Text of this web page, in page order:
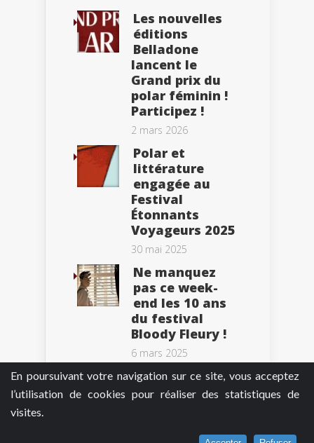
En poursuivant votre navigation sur ce site, vous acceptez
l’utilisation de cookies pour réaliser des statistiques de
visites.
Les nouvelles
éditions
Belladone
lancent le
Grand prix du
polar féminin !
Participez !
2 mars 2026
Polar et
littérature
engagée au
Festival
Étonnants
Voyageurs 2025
30 mai 2025
Ne manquez
pas ce week-
end les 10 ans
du festival
Bloody Fleury !
6 mars 2025